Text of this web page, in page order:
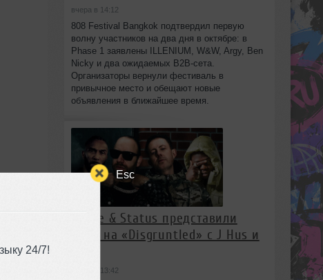
Esc
24/7!
вчера в 14:12
808 Festival Bangkok подтвердил первую
волну участников на два дня в октябре: в
Phase 1 заявлены ILLENIUM, W&W, Argy, Ben
Nicky и два ожидаемых B2B-сета.
Организаторы вернули фестиваль в
привычное место и обещают новые
объявления в ближайшее время.
Chase & Status представили
клип на «Disgruntled» с J Hus и
вчера в 13:42